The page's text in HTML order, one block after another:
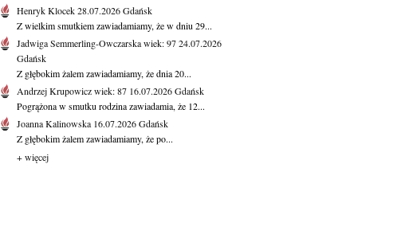
Henryk Klocek28.07.2026Gdańsk
Z wielkim smutkiem zawiadamiamy, że w dniu 29...
Jadwiga Semmerling-Owczarskawiek: 9724.07.2026
Gdańsk
Z głębokim żalem zawiadamiamy, że dnia 20...
Andrzej Krupowiczwiek: 87 16.07.2026Gdańsk
Pogrążona w smutku rodzina zawiadamia, że 12...
Joanna Kalinowska 16.07.2026Gdańsk
Z głębokim żalem zawiadamiamy, że po...
+ więcej